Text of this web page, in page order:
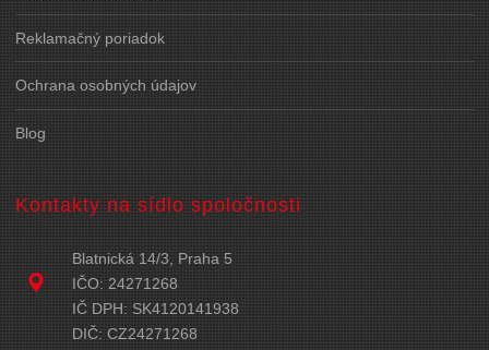
Reklamačný poriadok
Ochrana osobných údajov
Blog
Kontakty na sídlo spoločnosti
Blatnická 14/3, Praha 5
IČO: 24271268
IČ DPH: SK4120141938
DIČ: CZ24271268